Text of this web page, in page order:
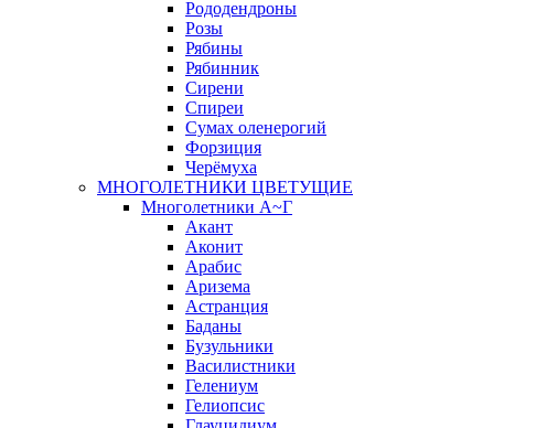
Рододендроны
Розы
Рябины
Рябинник
Сирени
Спиреи
Сумах оленерогий
Форзиция
Черёмуха
МНОГОЛЕТНИКИ ЦВЕТУЩИЕ
Многолетники А~Г
Акант
Аконит
Арабис
Аризема
Астранция
Баданы
Бузульники
Василистники
Гелениум
Гелиопсис